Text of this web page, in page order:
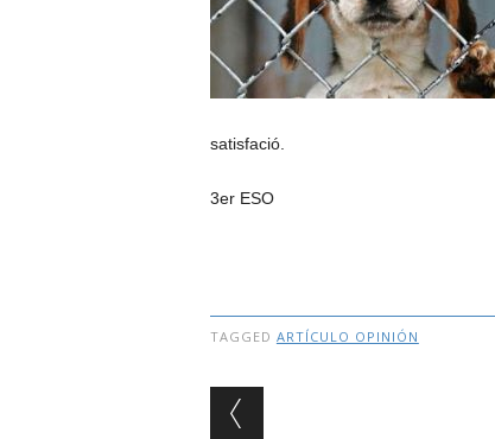
satisfació.
3er ESO
TAGGED ARTÍCULO OPINIÓN
Post navigation